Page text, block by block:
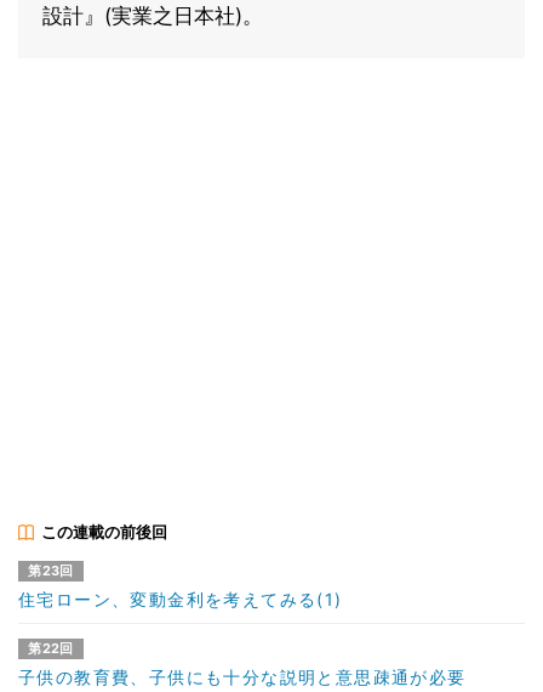
設計』(実業之日本社)。
この連載の前後回
第23回
住宅ローン、変動金利を考えてみる(1)
第22回
子供の教育費、子供にも十分な説明と意思疎通が必要